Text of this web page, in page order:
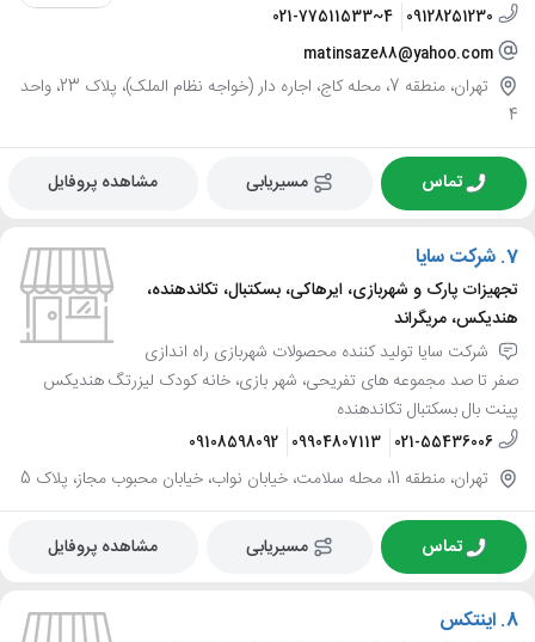
09128251230
021-77511533~4
matinsaze88@yahoo.com
تهران، منطقه 7، محله کاج، اجاره دار (خواجه نظام الملک)، پلاک 23، واحد
4
تماس مسیریابی مشاهده پروفایل
7. شرکت سایا
تجهیزات پارک و شهربازی، ایرهاکی، بسکتبال، تکاندهنده،
هندیکس، مریگراند
شرکت سایا تولید کننده محصولات شهربازی راه اندازی
صفر تا صد مجموعه های تفریحی، شهر بازی، خانه کودک لیزرتگ هندیکس
پینت بال بسکتبال تکاندهنده
021-55436006
09904807113
09108598092
تهران، منطقه 11، محله سلامت، خیابان نواب، خیابان محبوب مجاز، پلاک 5
تماس مسیریابی مشاهده پروفایل
8. اینتکس